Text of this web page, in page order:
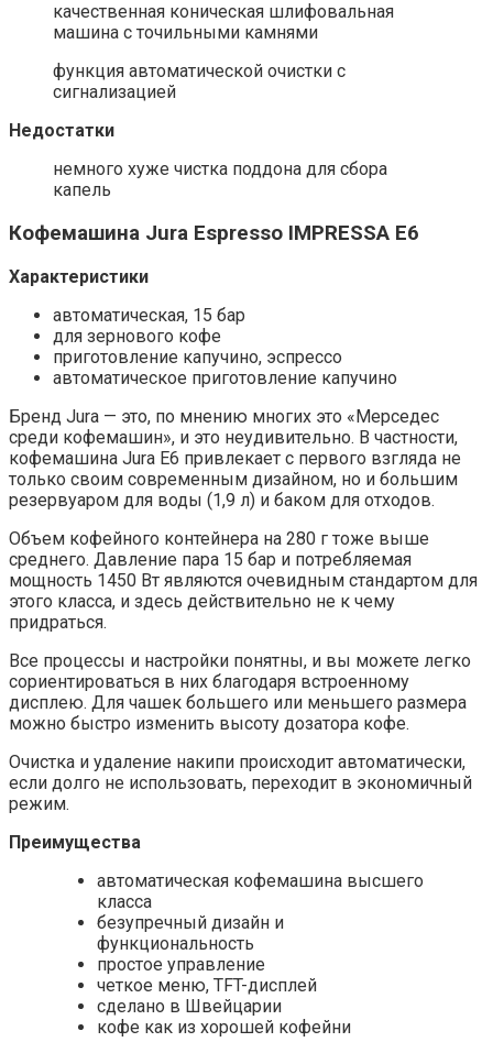
качественная коническая шлифовальная
машина с точильными камнями
функция автоматической очистки с
сигнализацией
Недостатки
немного хуже чистка поддона для сбора
капель
Кофемашина Jura Espresso IMPRESSA E6
Характеристики
автоматическая, 15 бар
для зернового кофе
приготовление капучино, эспрессо
автоматическое приготовление капучино
Бренд Jura — это, по мнению многих это «Мерседес
среди кофемашин», и это неудивительно. В частности,
кофемашина Jura E6 привлекает с первого взгляда не
только своим современным дизайном, но и большим
резервуаром для воды (1,9 л) и баком для отходов.
Объем кофейного контейнера на 280 г тоже выше
среднего. Давление пара 15 бар и потребляемая
мощность 1450 Вт являются очевидным стандартом для
этого класса, и здесь действительно не к чему
придраться.
Все процессы и настройки понятны, и вы можете легко
сориентироваться в них благодаря встроенному
дисплею. Для чашек большего или меньшего размера
можно быстро изменить высоту дозатора кофе.
Очистка и удаление накипи происходит автоматически,
если долго не использовать, переходит в экономичный
режим.
Преимущества
автоматическая кофемашина высшего
класса
безупречный дизайн и
функциональность
простое управление
четкое меню, TFT-дисплей
сделано в Швейцарии
кофе как из хорошей кофейни